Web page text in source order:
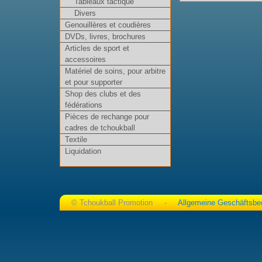
Divers
Genouillères et coudières
DVDs, livres, brochures
Articles de sport et
accessoires
Matériel de soins, pour arbitre
et pour supporter
Shop des clubs et des
fédérations
Pièces de rechange pour
cadres de tchoukball
Textile
Liquidation
© Tchoukball Promotion - Allgemeine